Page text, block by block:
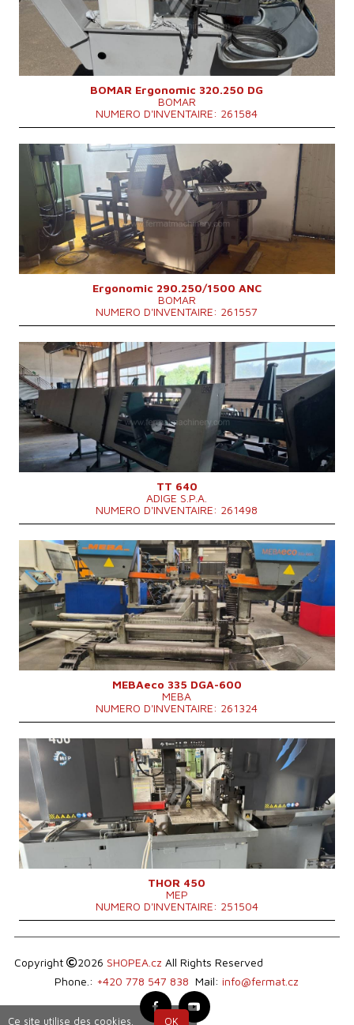
Dimensions hors tout
1670x1166x1239 mm
Poids totale de la machine
358 kg
Système de contrôle
NON
BOMAR Ergonomic 320.250 DG
BOMAR
NUMERO D'INVENTAIRE: 261584
Année de production:
2011
Diamètre maxi du materiel a couper250 mm
Poids totale de la machine
900 kg
Dimensions hors tout
1980x1750x1470 mm
Système de contrôle
NON
Ergonomic 290.250/1500 ANC
BOMAR
NUMERO D'INVENTAIRE: 261557
Année de production:
2009
Diamètre maxi du materiel a couper80 mm
Puissance du moteur principal
7,6 kW
Poids totale de la machine
1350 kg
Système de contrôle
NON
TT 640
ADIGE S.P.A.
NUMERO D'INVENTAIRE: 261498
Année de production:
2012
Diamètre maxi du materiel a couper335 mm
Dimensions hors tout
2480x2300x1900 mm
Poids totale de la machine
2020 kg
Système de contrôle
NON
MEBAeco 335 DGA-600
MEBA
NUMERO D'INVENTAIRE: 261324
Année de production:
2022
Diamètre maxi du materiel a couper450 mm
Dimensions hors tout
3050 x 1340 x 2050 mm
Poids totale de la machine
3000 kg
Puissance du moteur principal
7,5 kW
Taux d´alimentation
20-100 m/min
Système de contrôle
NON
THOR 450
MEP
NUMERO D'INVENTAIRE: 251504
Copyright 2026 SHOPEA.cz All Rights Reserved
Phone.: +420 778 547 838 Mail: info@fermat.cz
Ce site utilise des cookies. OK